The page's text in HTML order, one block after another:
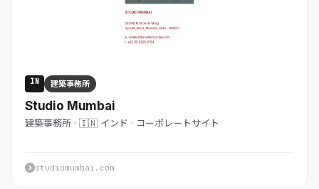
IN 建築事務所
Studio Mumbai
建築事務所 · 🇮🇳 インド · コーポレートサイト
studiomumbai.com